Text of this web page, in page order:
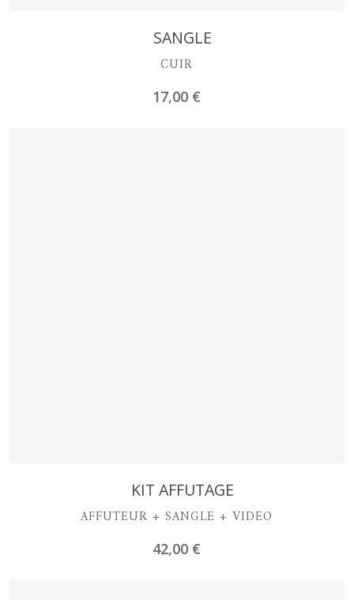
SANGLE
CUIR
17,00 €
KIT AFFUTAGE
AFFUTEUR + SANGLE + VIDEO
42,00 €